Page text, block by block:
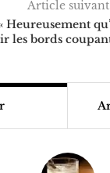
Article suivant
Heureusement
les bords